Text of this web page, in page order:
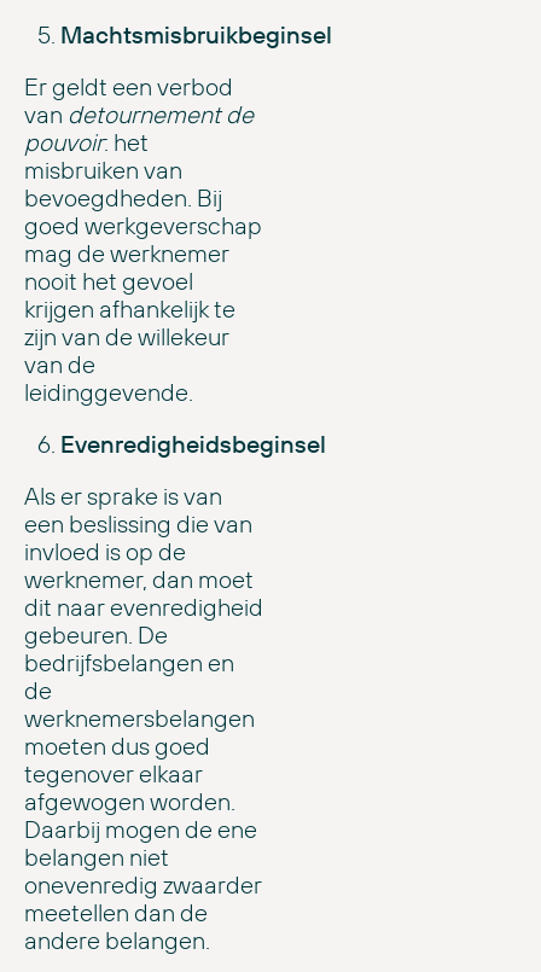
Machtsmisbruikbeginsel
Er geldt een verbod
van detournement de
pouvoir: het
misbruiken van
bevoegdheden. Bij
goed werkgeverschap
mag de werknemer
nooit het gevoel
krijgen afhankelijk te
zijn van de willekeur
van de
leidinggevende.
Evenredigheidsbeginsel
Als er sprake is van
een beslissing die van
invloed is op de
werknemer, dan moet
dit naar evenredigheid
gebeuren. De
bedrijfsbelangen en
de
werknemersbelangen
moeten dus goed
tegenover elkaar
afgewogen worden.
Daarbij mogen de ene
belangen niet
onevenredig zwaarder
meetellen dan de
andere belangen.